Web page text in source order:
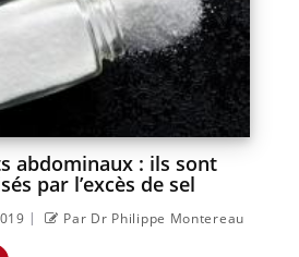
abdominaux : ils sont
par l’excès de sel
| Par Dr Philippe Montereau